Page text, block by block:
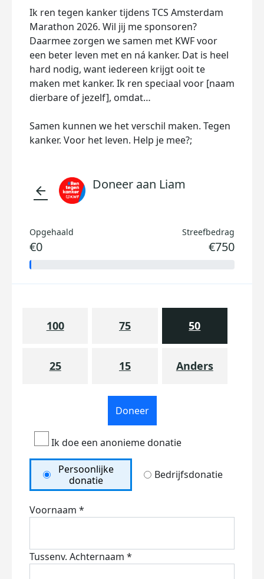
Ik ren tegen kanker tijdens TCS Amsterdam
Marathon 2026. Wil jij me sponsoren?
Daarmee zorgen we samen met KWF voor
een beter leven met en ná kanker. Dat is heel
hard nodig, want iedereen krijgt ooit te
maken met kanker. Ik ren speciaal voor [naam
dierbare of jezelf], omdat…
Samen kunnen we het verschil maken. Tegen
kanker. Voor het leven. Help je mee?;
arrow_back Doneer aan Liam
Opgehaald
€0
Streefbedrag
€750
100 75 50
25 15 Anders
Doneer
Ik doe een anonieme donatie
Persoonlijke
donatie
Bedrijfsdonatie
Voornaam *
Tussenv. Achternaam *